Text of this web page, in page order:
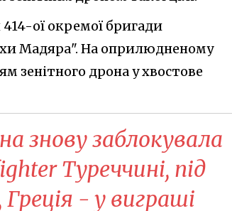
414-ої окремої бригади
Мадяра". На оприлюдненому
зенітного дрона у хвостове
знову заблокувала
Туреччині, під
- у виграші